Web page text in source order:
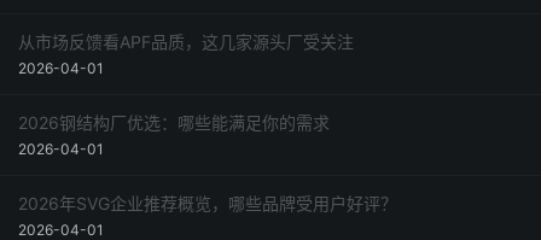
从市场反馈看APF品质，这几家源头厂受关注
2026-04-01
2026钢结构厂优选：哪些能满足你的需求
2026-04-01
2026年SVG企业推荐概览，哪些品牌受用户好评？
2026-04-01